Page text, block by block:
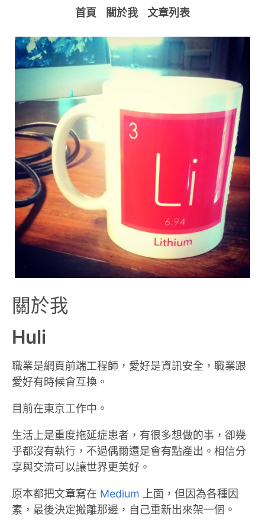
首頁 關於我 文章列表
關於我
Huli
職業是網頁前端工程師，愛好是資訊安全，職業跟
愛好有時候會互換。
目前在東京工作中。
生活上是重度拖延症患者，有很多想做的事，卻幾
乎都沒有執行，不過偶爾還是會有點產出。相信分
享與交流可以讓世界更美好。
原本都把文章寫在 Medium 上面，但因為各種因
素，最後決定搬離那邊，自己重新出來架一個。